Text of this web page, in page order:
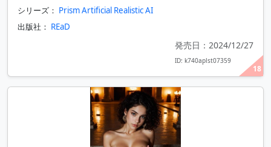
18
シリーズ： Prism Artificial Realistic AI
出版社： REaD
発売日：2024/12/27
ID: k740aplst07359